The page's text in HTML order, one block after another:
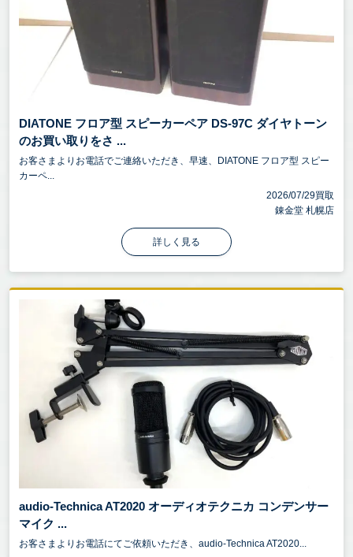
DIATONE フロア型 スピーカーペア DS-97C ダイヤトーン
のお買い取りをさ ...
お客さまよりお電話でご連絡いただき、早速、DIATONE フロア型 スピー
カーペ...
2026/07/29買取
錬金堂 札幌店
詳しく見る
audio-Technica AT2020 オーディオテクニカ コンデンサー
マイク ...
お客さまよりお電話にてご依頼いただき、audio-Technica AT2020...